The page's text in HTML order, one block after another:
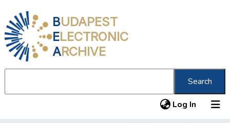
BUDAPEST
ELECTRONIC
ARCHIVE
Search
Log In (current)